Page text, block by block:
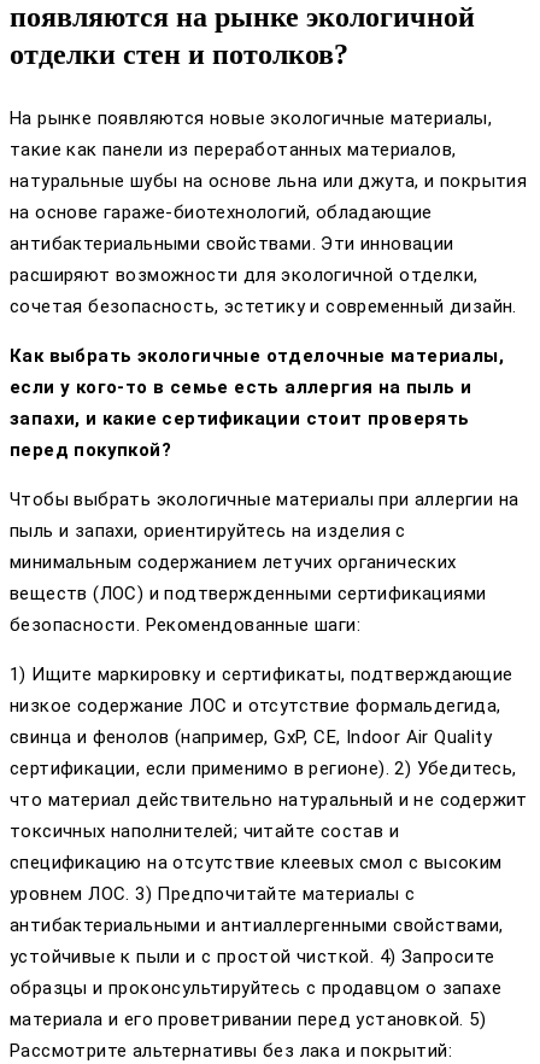
появляются на рынке экологичной
отделки стен и потолков?
На рынке появляются новые экологичные материалы,
такие как панели из переработанных материалов,
натуральные шубы на основе льна или джута, и покрытия
на основе гараже-биотехнологий, обладающие
антибактериальными свойствами. Эти инновации
расширяют возможности для экологичной отделки,
сочетая безопасность, эстетику и современный дизайн.
Как выбрать экологичные отделочные материалы,
если у кого-то в семье есть аллергия на пыль и
запахи, и какие сертификации стоит проверять
перед покупкой?
Чтобы выбрать экологичные материалы при аллергии на
пыль и запахи, ориентируйтесь на изделия с
минимальным содержанием летучих органических
веществ (ЛОС) и подтвержденными сертификациями
безопасности. Рекомендованные шаги:
1) Ищите маркировку и сертификаты, подтверждающие
низкое содержание ЛОС и отсутствие формальдегида,
свинца и фенолов (например, GxP, CE, Indoor Air Quality
сертификации, если применимо в регионе). 2) Убедитесь,
что материал действительно натуральный и не содержит
токсичных наполнителей; читайте состав и
спецификацию на отсутствие клеевых смол с высоким
уровнем ЛОС. 3) Предпочитайте материалы с
антибактериальными и антиаллергенными свойствами,
устойчивые к пыли и с простой чисткой. 4) Запросите
образцы и проконсультируйтесь с продавцом о запахе
материала и его проветривании перед установкой. 5)
Рассмотрите альтернативы без лака и покрытий: